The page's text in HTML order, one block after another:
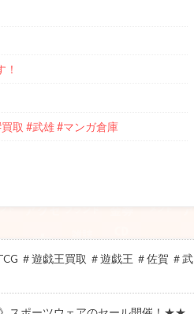
取 #武雄 #マンガ倉庫
＃遊戯王買取 ＃遊戯王 ＃佐賀 ＃武